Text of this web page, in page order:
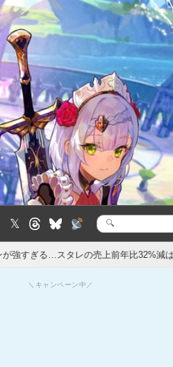
𝕏
検
売上前年比32%減はヤバすぎだ23時間前
＼キャンペーン中／